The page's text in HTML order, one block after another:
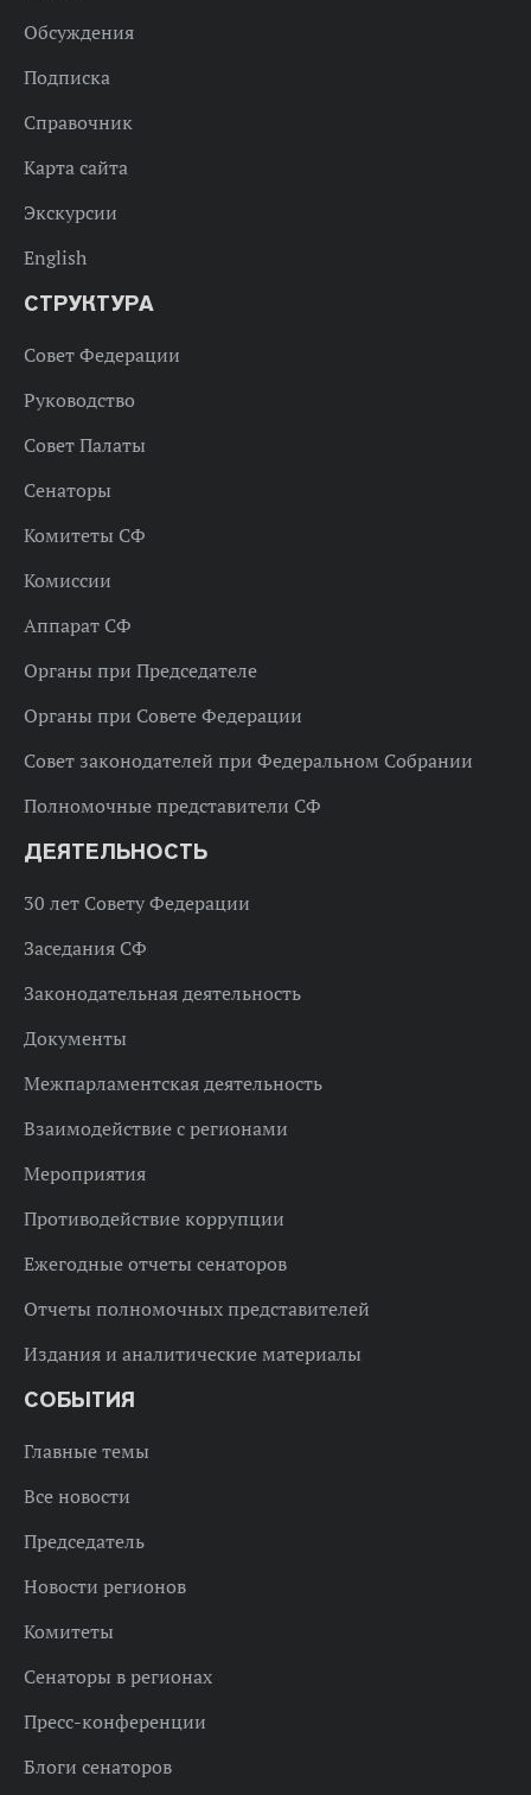
Обсуждения
Подписка
Справочник
Карта сайта
Экскурсии
English
СТРУКТУРА
Совет Федерации
Руководство
Совет Палаты
Сенаторы
Комитеты СФ
Комиссии
Аппарат СФ
Органы при Председателе
Органы при Совете Федерации
Совет законодателей при Федеральном Собрании
Полномочные представители СФ
ДЕЯТЕЛЬНОСТЬ
30 лет Совету Федерации
Заседания СФ
Законодательная деятельность
Документы
Межпарламентская деятельность
Взаимодействие с регионами
Мероприятия
Противодействие коррупции
Ежегодные отчеты сенаторов
Отчеты полномочных представителей
Издания и аналитические материалы
СОБЫТИЯ
Главные темы
Все новости
Председатель
Новости регионов
Комитеты
Сенаторы в регионах
Пресс-конференции
Блоги сенаторов